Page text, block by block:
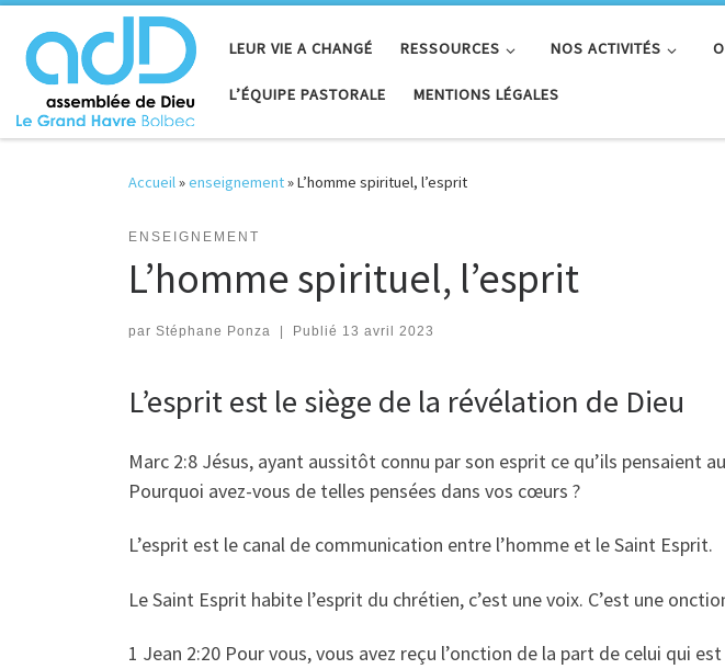
Passer au contenu
LEUR VIE A CHANGÉ RESSOURCES NOS ACTIVITÉS
L’ÉQUIPE PASTORALE MENTIONS LÉGALES
Accueil»enseignement»L’homme spirituel, l’esprit
ENSEIGNEMENT
L’homme spirituel, l’esprit
par Stéphane Ponza Publié 13 avril 2023
L’esprit est le siège de la révélation de Dieu
Marc 2:8 Jésus, ayant aussitôt connu par son esprit ce qu’ils pensaient
Pourquoi avez-vous de telles pensées dans vos cœurs ?
L’esprit est le canal de communication entre l’homme et le Saint Esprit.
Le Saint Esprit habite l’esprit du chrétien, c’est une voix. C’est une
1 Jean 2:20 Pour vous, vous avez reçu l’onction de la part de celui qui